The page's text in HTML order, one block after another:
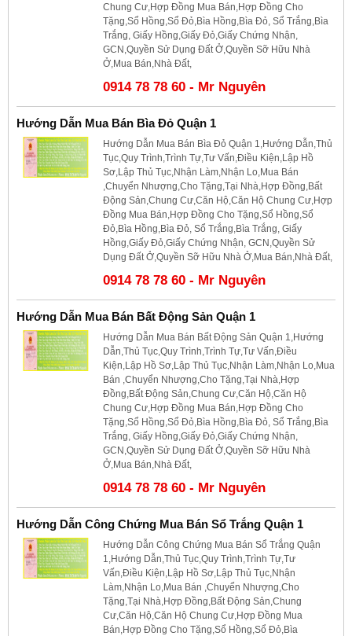
Chung Cư,Hợp Đồng Mua Bán,Hợp Đồng Cho
Tặng,Sổ Hồng,Sổ Đỏ,Bìa Hồng,Bìa Đỏ, Sổ Trắng,Bìa
Trắng, Giấy Hồng,Giấy Đỏ,Giấy Chứng Nhận,
GCN,Quyền Sử Dụng Đất Ở,Quyền Sỡ Hữu Nhà
Ở,Mua Bán,Nhà Đất,
0914 78 78 60 - Mr Nguyên
Hướng Dẫn Mua Bán Bìa Đỏ Quận 1
Hướng Dẫn Mua Bán Bìa Đỏ Quận 1,Hướng Dẫn,Thủ
Tục,Quy Trình,Trình Tự,Tư Vấn,Điều Kiện,Lập Hồ
Sơ,Lập Thủ Tục,Nhận Làm,Nhận Lo,Mua Bán
,Chuyển Nhượng,Cho Tặng,Tại Nhà,Hợp Đồng,Bất
Động Sản,Chung Cư,Căn Hộ,Căn Hộ Chung Cư,Hợp
Đồng Mua Bán,Hợp Đồng Cho Tặng,Sổ Hồng,Sổ
Đỏ,Bìa Hồng,Bìa Đỏ, Sổ Trắng,Bìa Trắng, Giấy
Hồng,Giấy Đỏ,Giấy Chứng Nhận, GCN,Quyền Sử
Dụng Đất Ở,Quyền Sỡ Hữu Nhà Ở,Mua Bán,Nhà Đất,
0914 78 78 60 - Mr Nguyên
Hướng Dẫn Mua Bán Bất Động Sản Quận 1
Hướng Dẫn Mua Bán Bất Động Sản Quận 1,Hướng
Dẫn,Thủ Tục,Quy Trình,Trình Tự,Tư Vấn,Điều
Kiện,Lập Hồ Sơ,Lập Thủ Tục,Nhận Làm,Nhận Lo,Mua
Bán ,Chuyển Nhượng,Cho Tặng,Tại Nhà,Hợp
Đồng,Bất Động Sản,Chung Cư,Căn Hộ,Căn Hộ
Chung Cư,Hợp Đồng Mua Bán,Hợp Đồng Cho
Tặng,Sổ Hồng,Sổ Đỏ,Bìa Hồng,Bìa Đỏ, Sổ Trắng,Bìa
Trắng, Giấy Hồng,Giấy Đỏ,Giấy Chứng Nhận,
GCN,Quyền Sử Dụng Đất Ở,Quyền Sỡ Hữu Nhà
Ở,Mua Bán,Nhà Đất,
0914 78 78 60 - Mr Nguyên
Hướng Dẫn Công Chứng Mua Bán Sổ Trắng Quận 1
Hướng Dẫn Công Chứng Mua Bán Sổ Trắng Quận
1,Hướng Dẫn,Thủ Tục,Quy Trình,Trình Tự,Tư
Vấn,Điều Kiện,Lập Hồ Sơ,Lập Thủ Tục,Nhận
Làm,Nhận Lo,Mua Bán ,Chuyển Nhượng,Cho
Tặng,Tại Nhà,Hợp Đồng,Bất Động Sản,Chung
Cư,Căn Hộ,Căn Hộ Chung Cư,Hợp Đồng Mua
Bán,Hợp Đồng Cho Tặng,Sổ Hồng,Sổ Đỏ,Bìa